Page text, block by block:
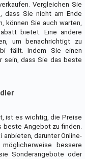
Vergleichen Sie
dass Sie nicht am Ende
können Sie auch warten,
bietet. Eine andere
um benachrichtigt zu
fällt. Indem Sie einen
sein, dass Sie das beste
ist es wichtig, die Preise
beste Angebot zu finden.
anbieten, darunter Online-
bessere
Sonderangebote oder